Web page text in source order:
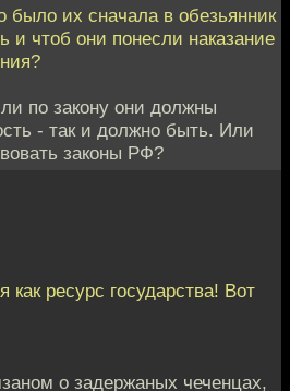
было их сначала в обезьянник
и чтоб они понесли наказание
по закону они должны
- так и должно быть. Или
законы РФ?
ресурс государства! Вот
о задержаных чеченцах,